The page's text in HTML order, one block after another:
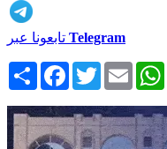
Telegram
انشر Facebook
TwitterEmail